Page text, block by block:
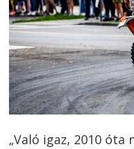
„Való igaz, 2010